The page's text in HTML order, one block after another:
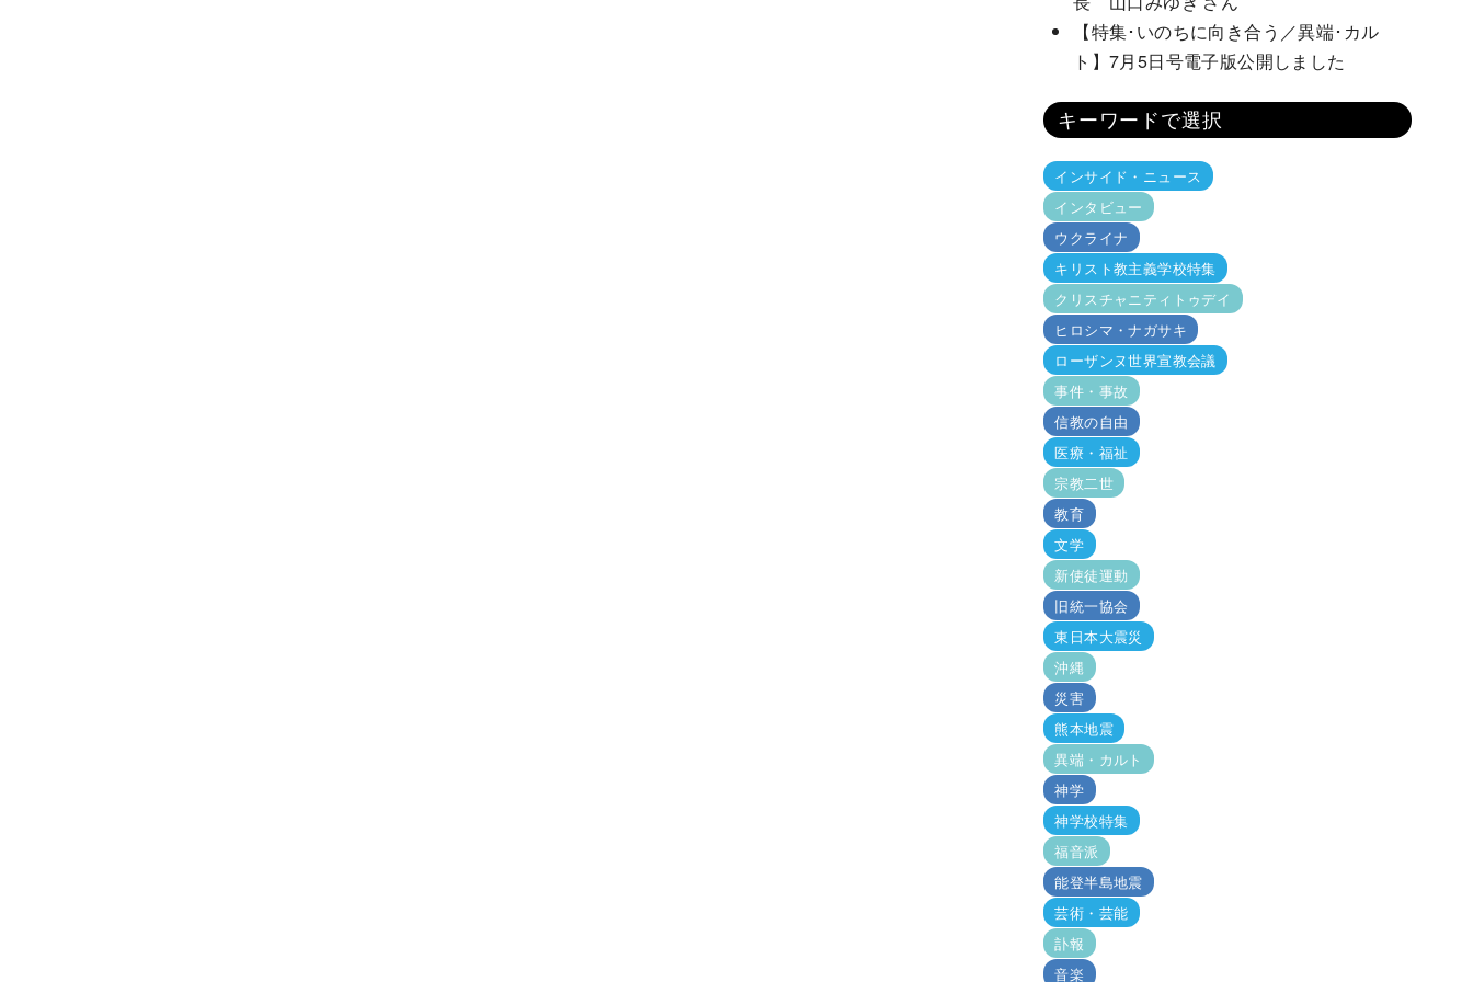
【特集･いのちに向き合う／異端･カル
ト】7月5日号電子版公開しました
キーワードで選択
インサイド・ニュース
インタビュー
ウクライナ
キリスト教主義学校特集
クリスチャニティトゥデイ
ヒロシマ・ナガサキ
ローザンヌ世界宣教会議
事件・事故
信教の自由
医療・福祉
宗教二世
教育
文学
新使徒運動
旧統一協会
東日本大震災
沖縄
災害
熊本地震
異端・カルト
神学
神学校特集
福音派
能登半島地震
芸術・芸能
訃報
音楽